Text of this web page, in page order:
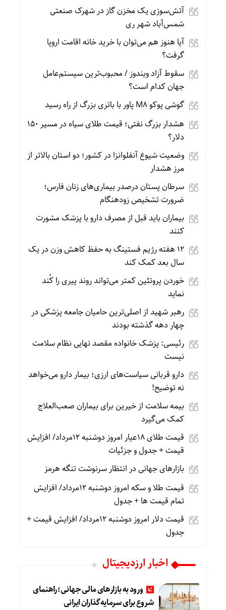
آتش‌سوزی یک مخزن گاز در شهرک صنعتی
شمس‌آباد شهر ری
آیا هنوز هم می‌توان با خرید خانه اقامت اروپا
گرفت؟
سقوط آزاد ویندوز / محبوب‌ترین سیستم‌عامل
جهان کدام است؟
گوشی پوکو M۸ پاور با باتری بزرگ از راه رسید
هشدار بزرگ نفتی؛ قیمت طلای سیاه در مسیر ۱۵۰
دلار؟
وضعیت شیوع آنفلوانزا در کشور؛ دو استان بالاتر از
مرز هشدار
سرطان پستان درصدر بیماری‌های زنان فارس؛
ضرورت تشخیص زودهنگام
بیماران باید قبل از مصرف دارو با پزشک مشورت
کنند
۱۲ هفته رژیم فستینگ به حفظ کاهش وزن در یک
سال بعد کمک کند
خوردن پروتئین کمتر می‌تواند روند پیری را کُند
نماید
رهبر شهید از اصلی‌ترین حامیان جامعه پزشکی در
چهار دهه گذشته بودند
رئیسی: پزشک خانواده مقصد نهایی نظام سلامت
نیست
دارو قربانی سیاست‌های ارزی؛ بیمار دارو می‌خواهد
نه توضیح!
بیمه سلامت از خیرین برای بیماران صعب‌العلاج
کمک می‌گیرد
قیمت طلای 18عیار امروز دوشنبه 12مرداد/ افزایش
قیمت + جدول و جزئیات
بازارهای جهانی در انتظار سرنوشت تنگه هرمز
قیمت طلا و سکه امروز دوشنبه 12مرداد/ افزایش
تمام قیمت ها + جدول
قیمت دلار امروز دوشنبه 12مرداد/ افزایش قیمت +
جدول
اخبار ارزدیجیتال
ورود به بازارهای مالی جهانی؛ راهنمای
شروع برای سرمایه‌گذاران ایرانی